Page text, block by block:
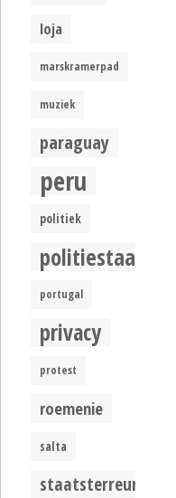
loja
marskramerpad
muziek
paraguay
peru
politiek
politiestaat
portugal
privacy
protest
roemenie
salta
staatsterreur